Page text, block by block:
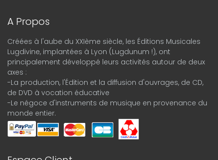
A Propos
Créées à l'aube du XXIème siècle, les Éditions Musicales
Lugdivine, implantées à Lyon (Lugdunum !), ont
principalement développé leurs activités autour de deux
axes :
-La production, l'Édition et la diffusion d'ouvrages, de CD,
de DVD à vocation éducative
-Le négoce d'instruments de musique en provenance du
monde entier.